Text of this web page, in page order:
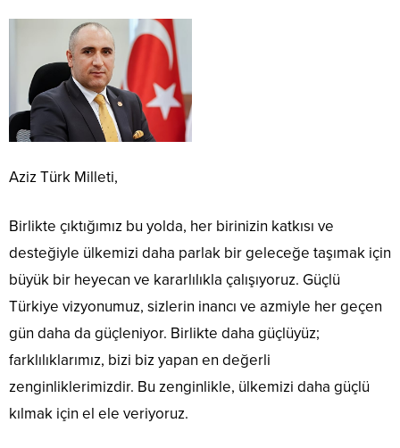
Aziz Türk Milleti,
Birlikte çıktığımız bu yolda, her birinizin katkısı ve
desteğiyle ülkemizi daha parlak bir geleceğe taşımak için
büyük bir heyecan ve kararlılıkla çalışıyoruz. Güçlü
Türkiye vizyonumuz, sizlerin inancı ve azmiyle her geçen
gün daha da güçleniyor. Birlikte daha güçlüyüz;
farklılıklarımız, bizi biz yapan en değerli
zenginliklerimizdir. Bu zenginlikle, ülkemizi daha güçlü
kılmak için el ele veriyoruz.